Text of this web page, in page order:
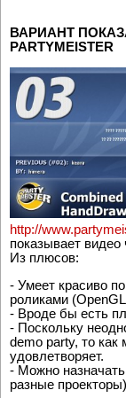
ВАРИАНТ
PARTYMEISTER
http://
показывает видео
Из плюсов:
- Умеет красиво
роликами
- Вроде бы есть
- Поскольку
demo party, то
удовлетворяет.
- Можно
разные проекторы)